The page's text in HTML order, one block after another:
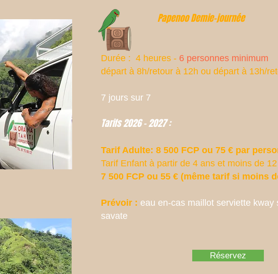
Papenoo Demie-journée
Durée : 4 heures - 6 personnes minimum
départ à 8h/retour à 12h ou départ à 13h/
7 jours sur 7
Tarifs 2026 - 2027 :
Tarif Adulte: 8 500 FCP ou 75 € par
Tarif Enfant à partir de 4 ans et moins de
7 500 FCP ou 55 € (même tarif si moins
Prévoir : eau en-cas maillot serviette kway
savate
Réservez